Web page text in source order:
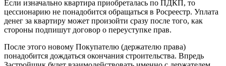
Если изначально квартира приобреталась по ПДКП, то
цессионарию не понадобится обращаться в Росреестр. Уплата
денег за квартиру может произойти сразу после того, как
стороны подпишут договор о переуступке прав.
После этого новому Покупателю (держателю права)
понадобится дождаться окончания строительства. Впредь